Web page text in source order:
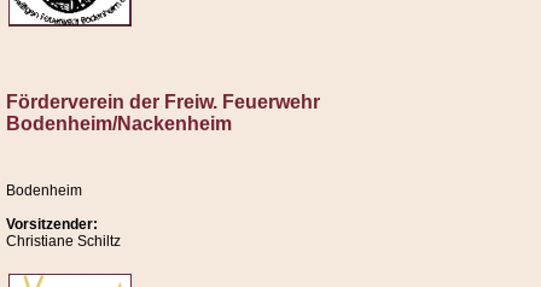
Förderverein der Freiw. Feuerwehr
Bodenheim/Nackenheim
Bodenheim
Vorsitzender:
Christiane Schiltz